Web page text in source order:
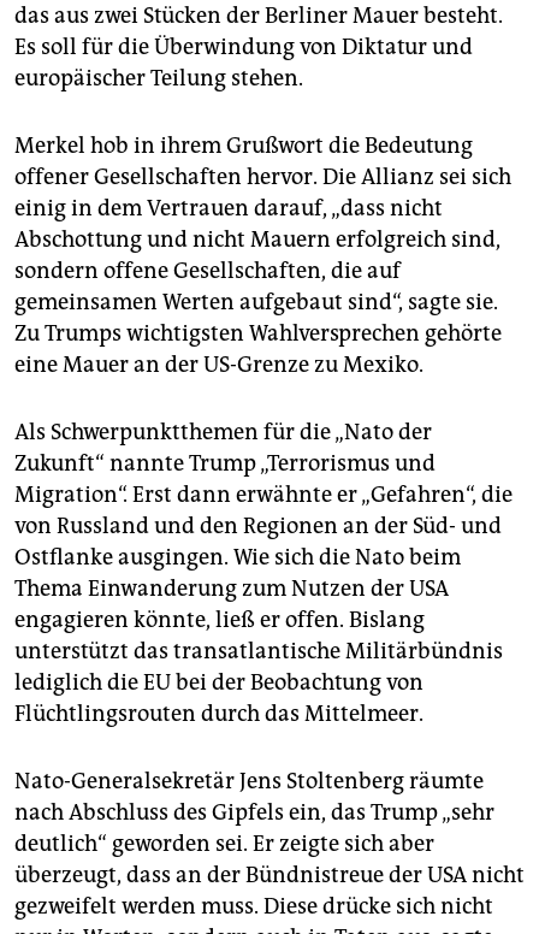
das aus zwei Stücken der Berliner Mauer besteht.
Es soll für die Überwindung von Diktatur und
europäischer Teilung stehen.
Merkel hob in ihrem Grußwort die Bedeutung
offener Gesellschaften hervor. Die Allianz sei sich
einig in dem Vertrauen darauf, „dass nicht
Abschottung und nicht Mauern erfolgreich sind,
sondern offene Gesellschaften, die auf
gemeinsamen Werten aufgebaut sind“, sagte sie.
Zu Trumps wichtigsten Wahlversprechen gehörte
eine Mauer an der US-Grenze zu Mexiko.
Als Schwerpunktthemen für die „Nato der
Zukunft“ nannte Trump „Terrorismus und
Migration“. Erst dann erwähnte er „Gefahren“, die
von Russland und den Regionen an der Süd- und
Ostflanke ausgingen. Wie sich die Nato beim
Thema Einwanderung zum Nutzen der USA
engagieren könnte, ließ er offen. Bislang
unterstützt das transatlantische Militärbündnis
lediglich die EU bei der Beobachtung von
Flüchtlingsrouten durch das Mittelmeer.
Nato-Generalsekretär Jens Stoltenberg räumte
nach Abschluss des Gipfels ein, das Trump „sehr
deutlich“ geworden sei. Er zeigte sich aber
überzeugt, dass an der Bündnistreue der USA nicht
gezweifelt werden muss. Diese drücke sich nicht